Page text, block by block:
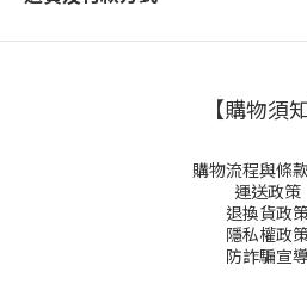
【購物須知
購物流程與條
運送政策
退換貨政
隱私權政
防詐騙宣